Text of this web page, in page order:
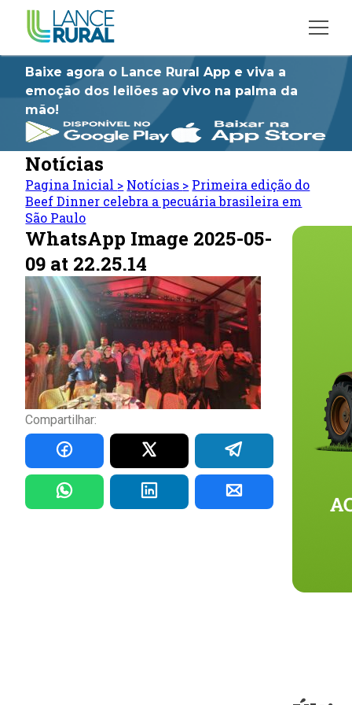
Baixe agora o Lance Rural App e viva a
emoção dos leilões ao vivo na palma da
mão!
Notícias
Pagina Inicial > Notícias > Primeira edição do
Beef Dinner celebra a pecuária brasileira em
São Paulo
WhatsApp Image 2025-05-
09 at 22.25.14
Compartilhar: